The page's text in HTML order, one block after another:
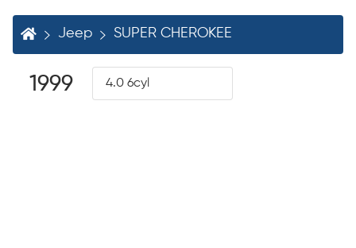
Jeep SUPER CHEROKEE
1999 4.0 6cyl